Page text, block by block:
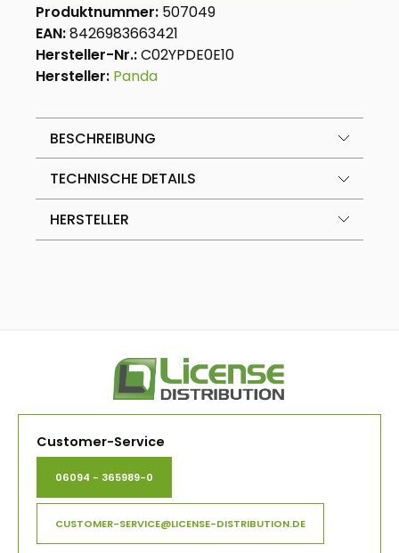
Produktnummer: 507049
EAN:8426983663421
Hersteller-Nr.:C02YPDE0E10
Hersteller: Panda
BESCHREIBUNG
TECHNISCHE DETAILS
HERSTELLER
Customer-Service
06094 - 365989-0
CUSTOMER-SERVICE@LICENSE-DISTRIBUTION.DE